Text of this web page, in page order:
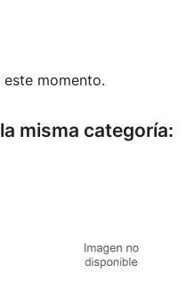
momento.
misma categoría: